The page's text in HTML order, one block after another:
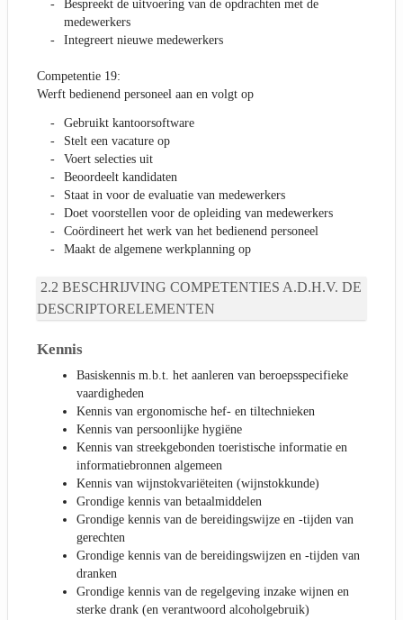
Bespreekt de uitvoering van de opdrachten met de
medewerkers
Integreert nieuwe medewerkers
Competentie 19:
Werft bedienend personeel aan en volgt op
Gebruikt kantoorsoftware
Stelt een vacature op
Voert selecties uit
Beoordeelt kandidaten
Staat in voor de evaluatie van medewerkers
Doet voorstellen voor de opleiding van medewerkers
Coördineert het werk van het bedienend personeel
Maakt de algemene werkplanning op
BESCHRIJVING COMPETENTIES A.D.H.V. DE
DESCRIPTORELEMENTEN
Kennis
Basiskennis m.b.t. het aanleren van beroepsspecifieke
vaardigheden
Kennis van ergonomische hef- en tiltechnieken
Kennis van persoonlijke hygiëne
Kennis van streekgebonden toeristische informatie en
informatiebronnen algemeen
Kennis van wijnstokvariëteiten (wijnstokkunde)
Grondige kennis van betaalmiddelen
Grondige kennis van de bereidingswijze en -tijden van
gerechten
Grondige kennis van de bereidingswijzen en -tijden van
dranken
Grondige kennis van de regelgeving inzake wijnen en
sterke drank (en verantwoord alcoholgebruik)